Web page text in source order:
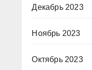
Декабрь 2023
Ноябрь 2023
Октябрь 2023